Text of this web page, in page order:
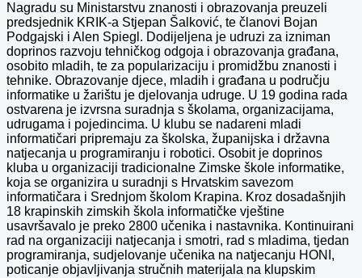
Nagradu su Ministarstvu znanosti i obrazovanja preuzeli
predsjednik KRIK-a Stjepan Šalković, te članovi Bojan
Podgajski i Alen Spiegl. Dodijeljena je udruzi za izniman
doprinos razvoju tehničkog odgoja i obrazovanja građana,
osobito mladih, te za popularizaciju i promidžbu znanosti i
tehnike. Obrazovanje djece, mladih i građana u području
informatike u žarištu je djelovanja udruge. U 19 godina rada
ostvarena je izvrsna suradnja s školama, organizacijama,
udrugama i pojedincima. U klubu se nadareni mladi
informatičari pripremaju za školska, županijska i državna
natjecanja u programiranju i robotici. Osobit je doprinos
kluba u organizaciji tradicionalne Zimske škole informatike,
koja se organizira u suradnji s Hrvatskim savezom
informatičara i Srednjom školom Krapina. Kroz dosadašnjih
18 krapinskih zimskih škola informatičke vještine
usavršavalo je preko 2800 učenika i nastavnika. Kontinuirani
rad na organizaciji natjecanja i smotri, rad s mladima, tjedan
programiranja, sudjelovanje učenika na natjecanju HONI,
poticanje objavljivanja stručnih materijala na klupskim